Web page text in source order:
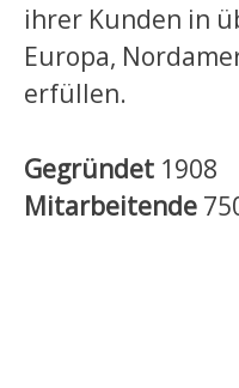
ihrer Kunden in
Europa,
erfüllen.
Gegründet 1908
Mitarbeitende